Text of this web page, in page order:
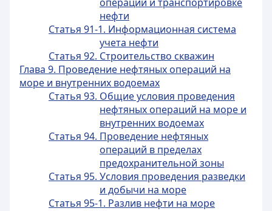
нефти
Статья 91-1. Информационная система
учета нефти
Статья 92. Строительство скважин
Глава 9. Проведение нефтяных операций на
море и внутренних водоемах
Статья 93. Общие условия проведения
нефтяных операций на море и
внутренних водоемах
Статья 94. Проведение нефтяных
операций в пределах
предохранительной зоны
Статья 95. Условия проведения разведки
и добычи на море
Статья 95-1. Разлив нефти на море